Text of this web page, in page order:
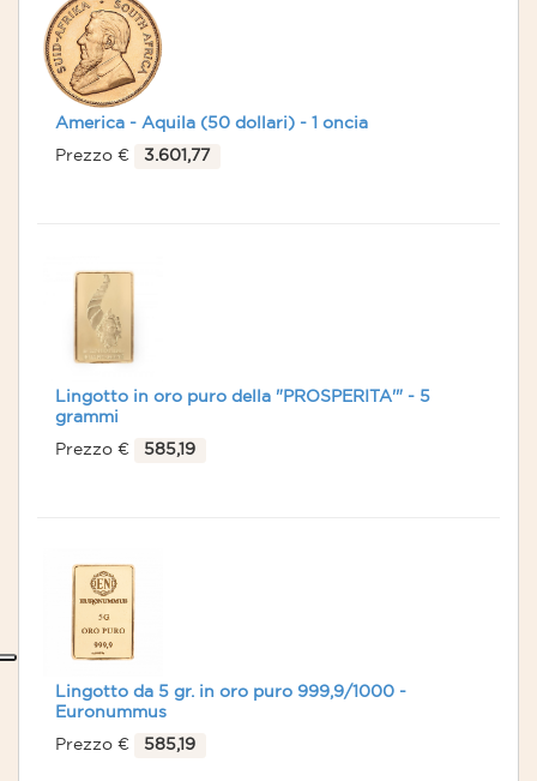
America - Aquila (50 dollari) - 1 oncia
Prezzo €
3.601,77
Lingotto in oro puro della "PROSPERITA'" - 5
grammi
Prezzo €
585,19
Lingotto da 5 gr. in oro puro 999,9/1000 -
Euronummus
Prezzo €
585,19